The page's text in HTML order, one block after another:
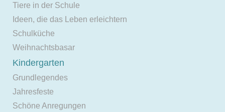
Tiere in der Schule
Ideen, die das Leben erleichtern
Schulküche
Weihnachtsbasar
Kindergarten
Grundlegendes
Jahresfeste
Schöne Anregungen